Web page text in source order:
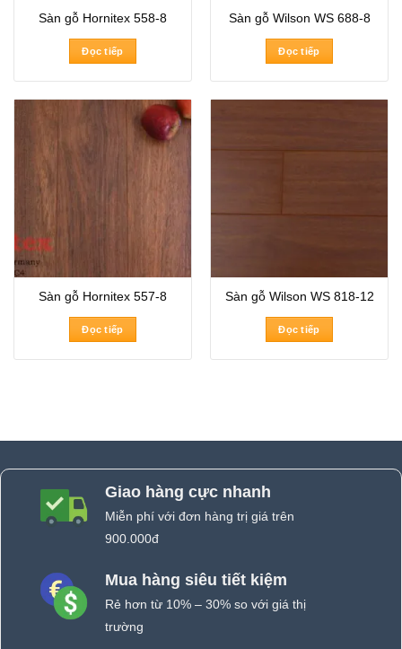
Sàn gỗ Hornitex 558-8
Đọc tiếp
Sàn gỗ Wilson WS 688-8
Đọc tiếp
Sàn gỗ Hornitex 557-8
Đọc tiếp
Sàn gỗ Wilson WS 818-12
Đọc tiếp
Giao hàng cực nhanh
Miễn phí với đơn hàng trị giá trên
900.000đ
Mua hàng siêu tiết kiệm
Rẻ hơn từ 10% – 30% so với giá thị
trường